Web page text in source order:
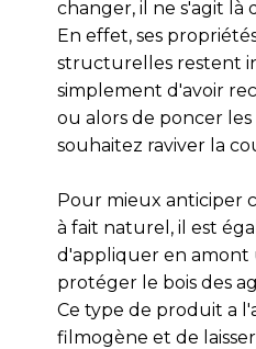
changer, il ne s'agit là
En effet, ses
structurelles restent
simplement d'avoir
ou alors de poncer
souhaitez raviver la
Pour mieux anticiper
à fait naturel, il est
d'appliquer en
protéger le bois des
Ce type de produit a
filmogène et de